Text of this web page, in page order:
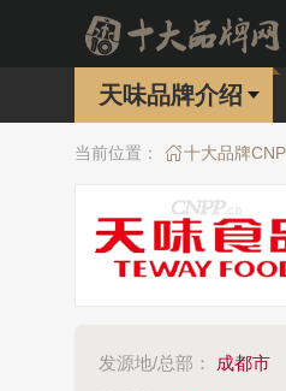
天味品牌介绍
当前位置： 十大品牌
发源地/总部： 成都市